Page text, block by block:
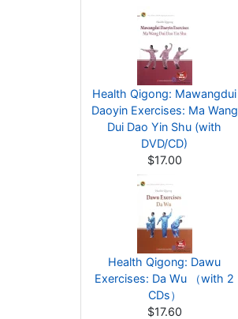
Health Qigong: Mawangdui
Daoyin Exercises: Ma Wang
Dui Dao Yin Shu (with
DVD/CD)
$17.00
Health Qigong: Dawu
Exercises: Da Wu （with 2
CDs）
$17.60